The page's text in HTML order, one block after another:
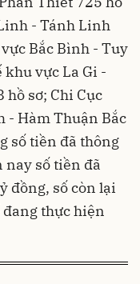
- Tánh Linh
Bắc Bình - Tuy
khu vực La Gi -
sơ; Chi Cục
- Hàm Thuận Bắc
số tiền đã thông
nay số tiền đã
đồng, số còn lại
thực hiện